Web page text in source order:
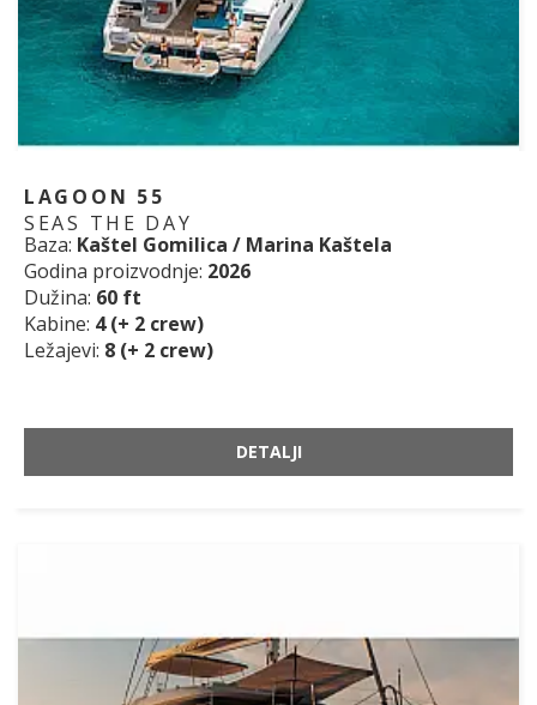
LAGOON 55
SEAS THE DAY
Baza: Kaštel Gomilica / Marina Kaštela
Godina proizvodnje: 2026
Dužina: 60 ft
Kabine: 4 (+ 2 crew)
Ležajevi: 8 (+ 2 crew)
DETALJI